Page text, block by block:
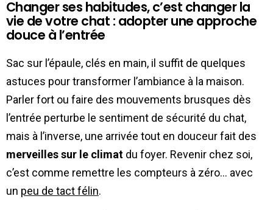
Changer ses habitudes, c’est changer la
vie de votre chat : adopter une approche
douce à l’entrée
Sac sur l’épaule, clés en main, il suffit de quelques
astuces pour transformer l’ambiance à la maison.
Parler fort ou faire des mouvements brusques dès
l’entrée perturbe le sentiment de sécurité du chat,
mais à l’inverse, une arrivée tout en douceur fait des
merveilles sur le climat du foyer. Revenir chez soi,
c’est comme remettre les compteurs à zéro… avec
un peu de tact félin.